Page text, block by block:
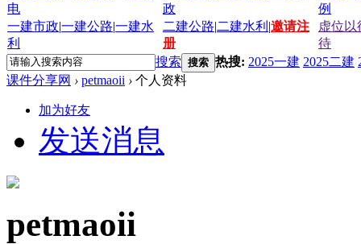
电
政
例
一建市政|一建公路|一建水
利
二建公路|二建水利 |邀请注
册
虚位以
待
搜索 搜索 热搜: 2025一建 2025二建
课件分享网 › petmaoii › 个人资料
加为好友
发送消息
petmaoii